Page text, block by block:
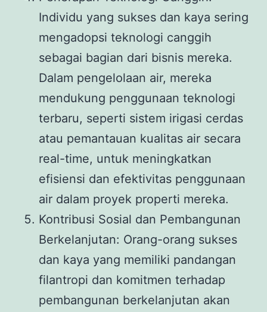
Individu yang sukses dan kaya sering
mengadopsi teknologi canggih
sebagai bagian dari bisnis mereka.
Dalam pengelolaan air, mereka
mendukung penggunaan teknologi
terbaru, seperti sistem irigasi cerdas
atau pemantauan kualitas air secara
real-time, untuk meningkatkan
efisiensi dan efektivitas penggunaan
air dalam proyek properti mereka.
Kontribusi Sosial dan Pembangunan
Berkelanjutan: Orang-orang sukses
dan kaya yang memiliki pandangan
filantropi dan komitmen terhadap
pembangunan berkelanjutan akan